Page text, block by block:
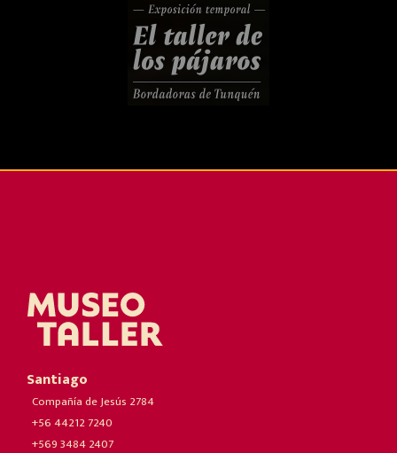
Santiago
Compañía de Jesús 2784
+56 44212 7240
+569 3484 2407